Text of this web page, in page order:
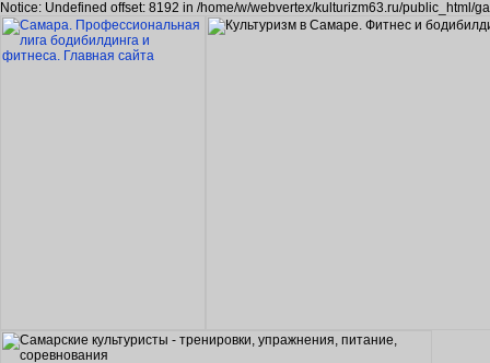
Notice: Undefined offset: 8192 in /home/w/webvertex/kulturizm63.ru/public_html/